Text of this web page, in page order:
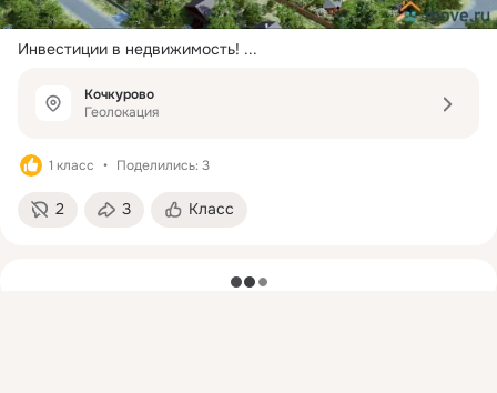
Инвестиции в недвижимость! ...
Кочкурово
Геолокация
1 класс Поделились: 3
2 3 Класс